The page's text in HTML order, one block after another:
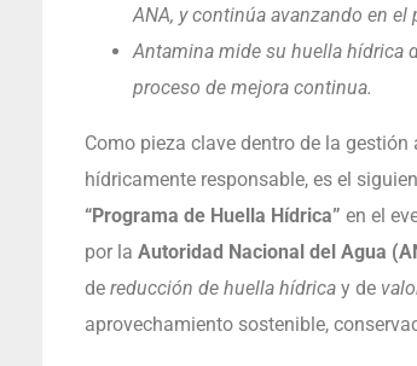
ANA, y continúa avanzando en
Antamina mide su huella hídrica
proceso de mejora continua.
Como pieza clave dentro de la
hídricamente responsable, es el
“Programa de Huella Hídrica” en el
por la Autoridad Nacional del Agua
de reducción de huella hídricay de
aprovechamiento sostenible,